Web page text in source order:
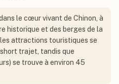
le cœur vivant de Chinon, à
historique et des berges de la
attractions touristiques se
trajet, tandis que
se trouve à environ 45